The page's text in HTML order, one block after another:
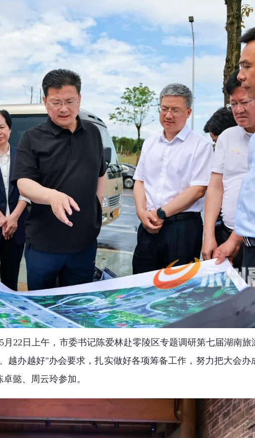
5月22日上午，市委书记陈爱林赴零陵区专题调研第七届湖南旅
越办越好"办会要求，扎实做好各项筹备工作，努力把大会办
懿、周云玲参加。